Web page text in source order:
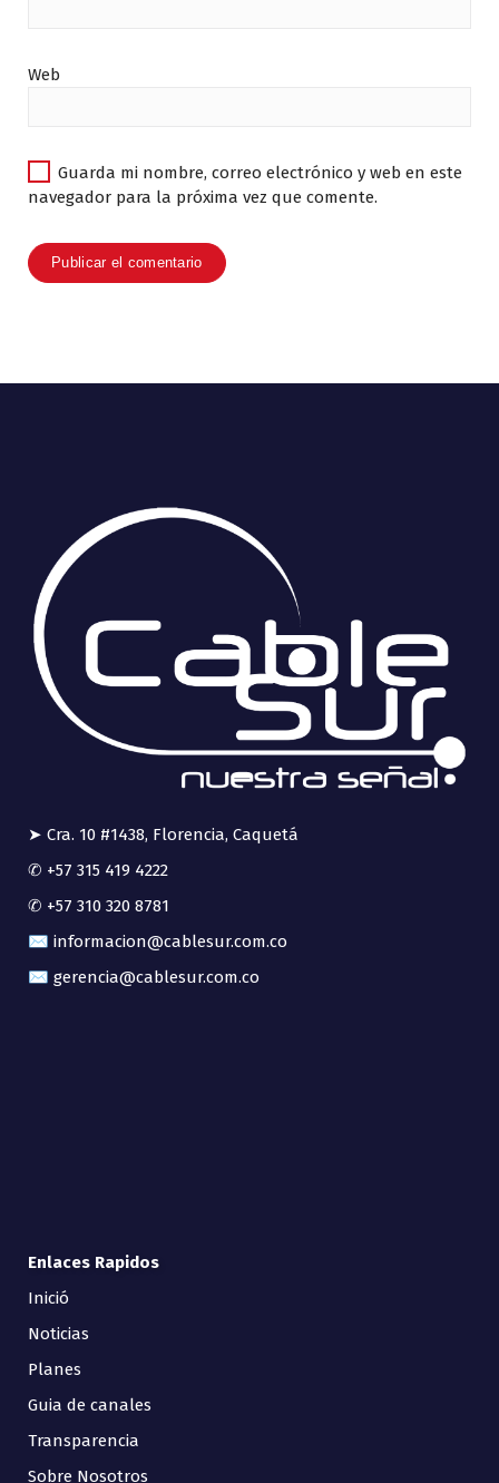
Web
Guarda mi nombre, correo electrónico y web en este
navegador para la próxima vez que comente.
➤ Cra. 10 #1438, Florencia, Caquetá
✆ +57 315 419 4222
✆ +57 310 320 8781
✉ informacion@cablesur.com.co
✉ gerencia@cablesur.com.co
Enlaces Rapidos
Inició
Noticias
Planes
Guia de canales
Transparencia
Sobre Nosotros